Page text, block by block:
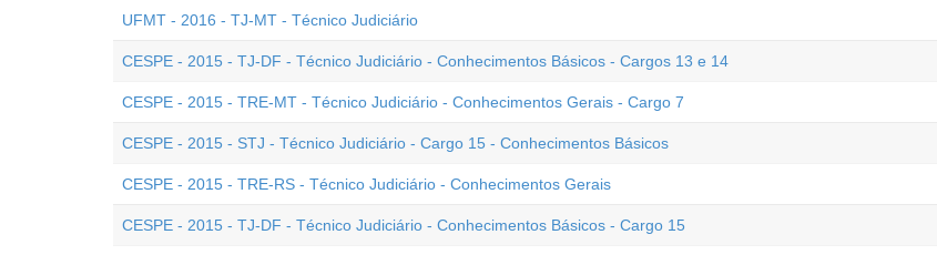
UFMT - 2016 - TJ-MT - Técnico Judiciário
CESPE - 2015 - TJ-DF - Técnico Judiciário - Conhecimentos Básicos - Cargos 13 e 14
CESPE - 2015 - TRE-MT - Técnico Judiciário - Conhecimentos Gerais - Cargo 7
CESPE - 2015 - STJ - Técnico Judiciário - Cargo 15 - Conhecimentos Básicos
CESPE - 2015 - TRE-RS - Técnico Judiciário - Conhecimentos Gerais
CESPE - 2015 - TJ-DF - Técnico Judiciário - Conhecimentos Básicos - Cargo 15